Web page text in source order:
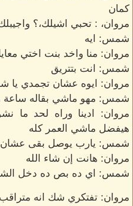
كمان
مروان، : تحبي اشيلك،؟
شمس: ايه
مروان: منا واخد بنت اختي
شمس: انت بتتريق
مروان: ايوه عشان تجمدي
شمس: مهو ماشي بقاله ساعة
مروان: ادينا وراه لحد ما
هيفضل ماشي العمر كله
شمس: يارب يوصل بقى عشان
مروان: هانت إن شاء الله
شمس: اي ده بص ده دخل
مروان: تفتكري شك انه متراقب